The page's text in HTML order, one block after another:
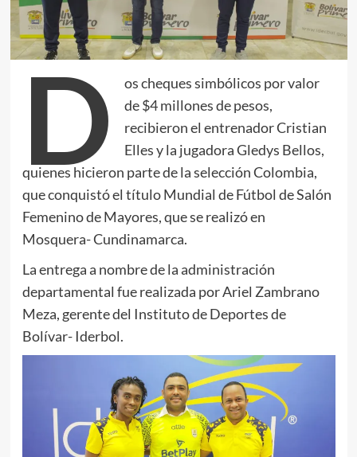
D
os cheques simbólicos por valor
de $4 millones de pesos,
recibieron el entrenador Cristian
Elles y la jugadora Gledys Bellos,
quienes hicieron parte de la selección Colombia,
que conquistó el título Mundial de Fútbol de Salón
Femenino de Mayores, que se realizó en
Mosquera- Cundinamarca.
La entrega a nombre de la administración
departamental fue realizada por Ariel Zambrano
Meza, gerente del Instituto de Deportes de
Bolívar- Iderbol.